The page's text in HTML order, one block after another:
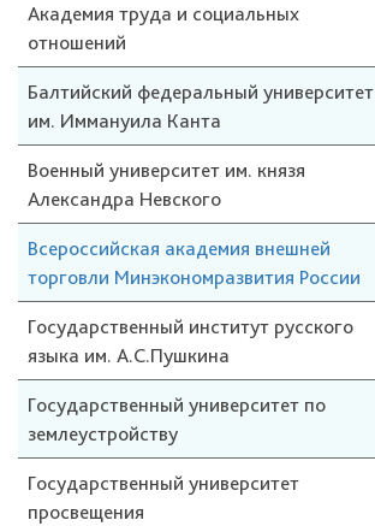
Академия труда и социальных
отношений
Балтийский федеральный университет
им. Иммануила Канта
Военный университет им. князя
Александра Невского
Всероссийская академия внешней
торговли Минэкономразвития России
Государственный институт русского
языка им. А.С.Пушкина
Государственный университет по
землеустройству
Государственный университет
просвещения